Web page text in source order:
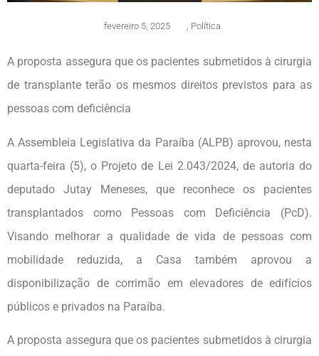
fevereiro 5, 2025 , Política
A proposta assegura que os pacientes submetidos à cirurgia
de transplante terão os mesmos direitos previstos para as
pessoas com deficiência
A Assembleia Legislativa da Paraíba (ALPB) aprovou, nesta
quarta-feira (5), o Projeto de Lei 2.043/2024, de autoria do
deputado Jutay Meneses, que reconhece os pacientes
transplantados como Pessoas com Deficiência (PcD).
Visando melhorar a qualidade de vida de pessoas com
mobilidade reduzida, a Casa também aprovou a
disponibilização de corrimão em elevadores de edifícios
públicos e privados na Paraíba.
A proposta assegura que os pacientes submetidos à cirurgia